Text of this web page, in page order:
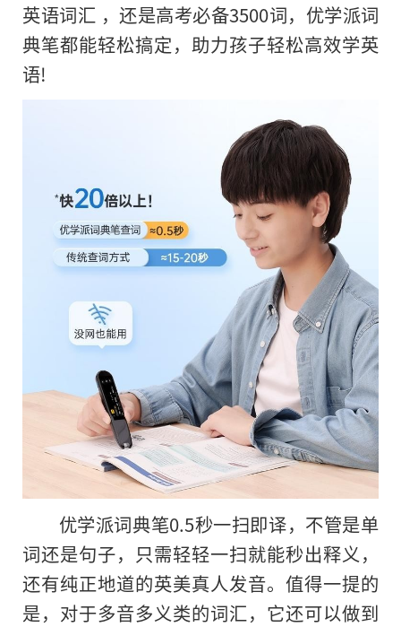
英语词汇 ，还是高考必备3500词，优学派词
典笔都能轻松搞定，助力孩子轻松高效学英
语!
优学派词典笔0.5秒一扫即译，不管是单
词还是句子，只需轻轻一扫就能秒出释义，
还有纯正地道的英美真人发音。值得一提的
是，对于多音多义类的词汇，它还可以做到